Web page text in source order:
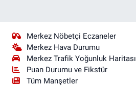
Merkez Nöbetçi Eczaneler
Merkez Hava Durumu
Merkez Trafik Yoğunluk Haritası
Puan Durumu ve Fikstür
Tüm Manşetler